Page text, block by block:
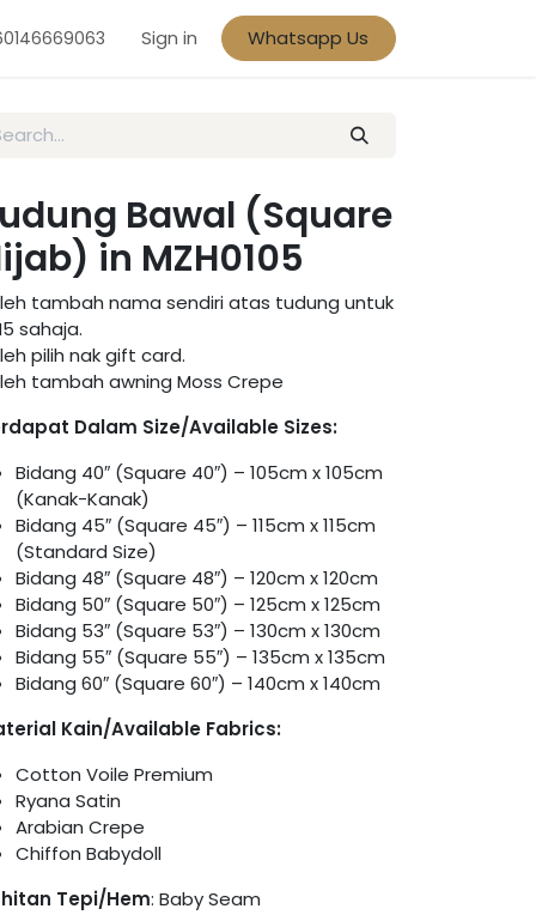
Sign in Whatsapp Us
Bawal (Square
in MZH0105
tambah nama sendiri atas tudung untuk
sahaja.
pilih nak gift card.
tambah awning Moss Crepe
Dalam Size/Available Sizes:
Bidang 40″ (Square 40″) – 105cm x 105cm
(Kanak-Kanak)
Bidang 45″ (Square 45″) – 115cm x 115cm
(Standard Size)
Bidang 48″ (Square 48″) – 120cm x 120cm
Bidang 50″ (Square 50″) – 125cm x 125cm
Bidang 53″ (Square 53″) – 130cm x 130cm
Bidang 55″ (Square 55″) – 135cm x 135cm
Bidang 60″ (Square 60″) – 140cm x 140cm
Kain/Available Fabrics:
Cotton Voile Premium
Ryana Satin
Arabian Crepe
Chiffon Babydoll
Tepi/Hem: Baby Seam